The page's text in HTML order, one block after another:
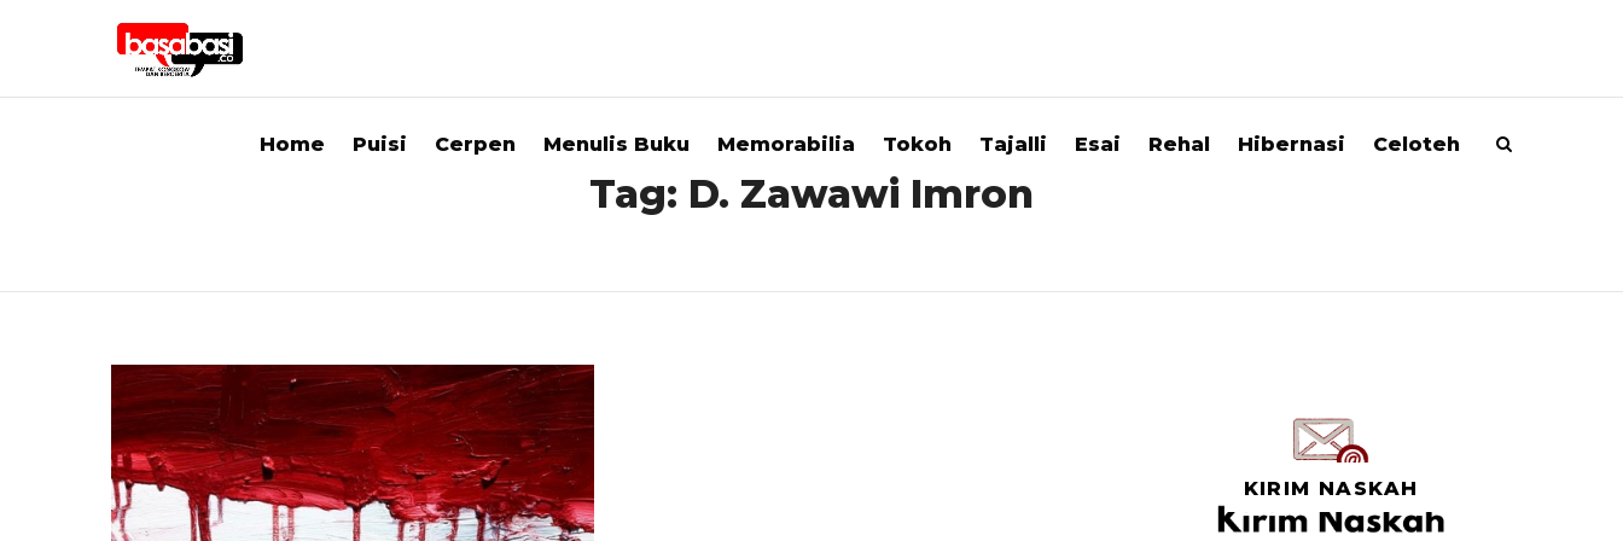
Home Puisi Cerpen Menulis Buku Memorabilia Tokoh Tajalli Esai Rehal Hibernasi Celoteh
Tag: D. Zawawi Imron
KIRIM NASKAH